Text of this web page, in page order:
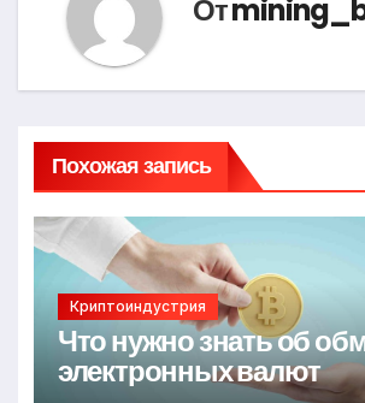
От
Похожая запись
Криптоиндустрия
Что нужно знать об
электронных валют